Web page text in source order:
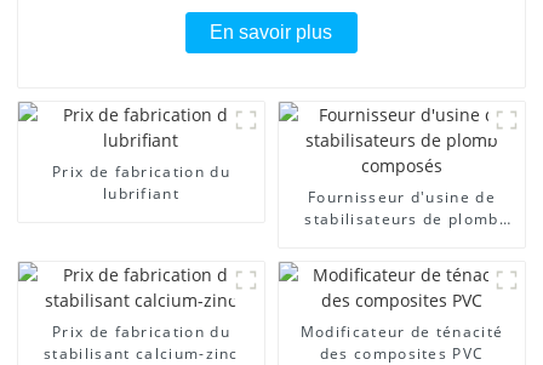
En savoir plus
Prix ​​de fabrication du
lubrifiant
Fournisseur d'usine de
stabilisateurs de plomb
Prix ​​de fabrication du
stabilisant calcium-zinc
Modificateur de ténacité
des composites PVC